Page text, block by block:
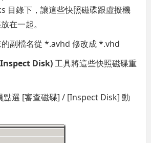
目錄下，讓這些快照磁碟跟虛擬機
在一起。
副檔名從 *.avhd 修改成 *.vhd
Disk)工具將這些快照磁碟重
點選 [審查磁碟] / [Inspect Disk] 動